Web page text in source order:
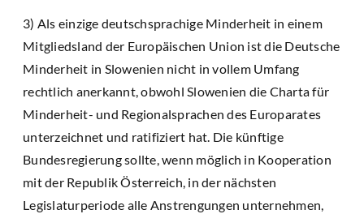
3) Als einzige deutschsprachige Minderheit in einem
Mitgliedsland der Europäischen Union ist die Deutsche
Minderheit in Slowenien nicht in vollem Umfang
rechtlich anerkannt, obwohl Slowenien die Charta für
Minderheit- und Regionalsprachen des Europarates
unterzeichnet und ratifiziert hat. Die künftige
Bundesregierung sollte, wenn möglich in Kooperation
mit der Republik Österreich, in der nächsten
Legislaturperiode alle Anstrengungen unternehmen,